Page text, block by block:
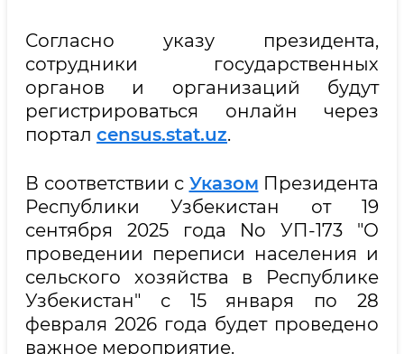
Согласно указу президента,
сотрудники государственных
органов и организаций будут
регистрироваться онлайн через
портал census.stat.uz.
В соответствии с Указом Президента
Республики Узбекистан от 19
сентября 2025 года No УП-173 "О
проведении переписи населения и
сельского хозяйства в Республике
Узбекистан" с 15 января по 28
февраля 2026 года будет проведено
важное мероприятие.